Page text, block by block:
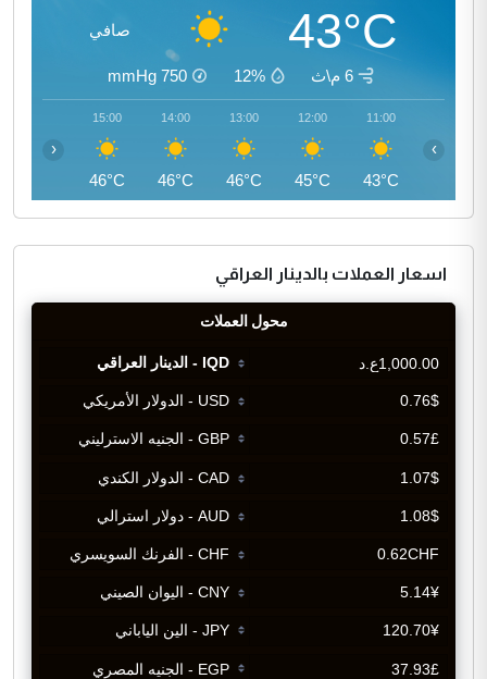
43°C صافي
6 م\ث 12%
750
mmHg
11:00
43°C
12:00
45°C
13:00
46°C
14:00
46°C
15:00
46°C
‹ ›
اسعار العملات بالدينار العراقي